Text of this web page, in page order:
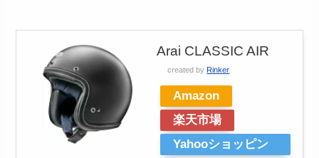
Arai CLASSIC AIR
created by Rinker
Amazon
楽天市場
Yahooショッピン